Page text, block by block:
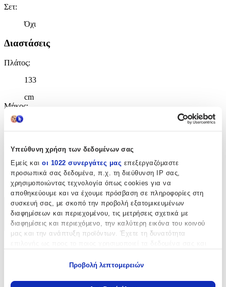
Υπεύθυνη χρήση των δεδομένων σας
Εμείς και οι 1022 συνεργάτες μας επεξεργαζόμαστε
προσωπικά σας δεδομένα, π.χ. τη διεύθυνση IP σας,
χρησιμοποιώντας τεχνολογία όπως cookies για να
αποθηκεύουμε και να έχουμε πρόσβαση σε πληροφορίες στη
συσκευή σας, με σκοπό την προβολή εξατομικευμένων
διαφημίσεων και περιεχομένου, τις μετρήσεις σχετικά με
διαφημίσεις και περιεχόμενο, την καλύτερη εικόνα του κοινού
μας και την ανάπτυξη προϊόντων. Έχετε τη δυνατότητα
Να συλλέξουμε πληροφορίες σχετικά με τη γεωγραφική
Προβολή λεπτομερειών
Σετ:
Όχι
Διαστάσεις
Πλάτος:
133
cm
Μήκος:
Πάχος:
9
mm
Χαρακτηριστικά
+
Χαρακτηριστικά